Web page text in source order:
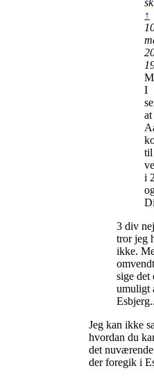
↑
I
at
til
i
3 div
tror jeg
ikke.
sige det
umuligt
Esbjerg..
Jeg kan ikke
hvordan du
det
der foregik i